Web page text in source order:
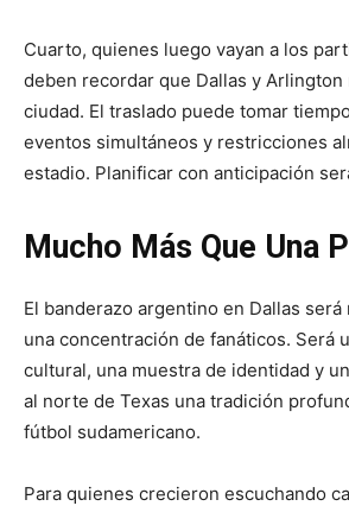
Cuarto, quienes luego vayan a los
deben recordar que Dallas y Arlington
ciudad. El traslado puede tomar
eventos simultáneos y restricciones
estadio. Planificar con anticipación
Mucho Más Que Una
El banderazo argentino en Dallas será
una concentración de fanáticos. Será
cultural, una muestra de identidad y
al norte de Texas una tradición
fútbol sudamericano.
Para quienes crecieron escuchando